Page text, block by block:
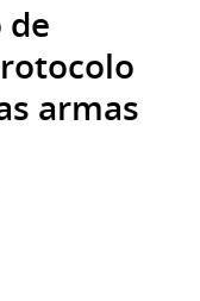
de
armas